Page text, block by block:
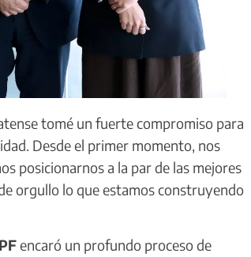
tomé un fuerte compromiso para
Desde el primer momento, nos
posicionarnos a la par de las mejores
orgullo lo que estamos construyendo
encaró un profundo proceso de